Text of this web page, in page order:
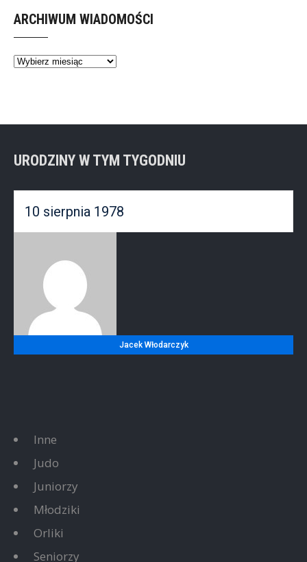
ARCHIWUM WIADOMOŚCI
Archiwum
URODZINY W TYM TYGODNIU
10 sierpnia 1978
Jacek Włodarczyk
Inne
Judo
Juniorzy
Młodziki
Orliki
Seniorzy